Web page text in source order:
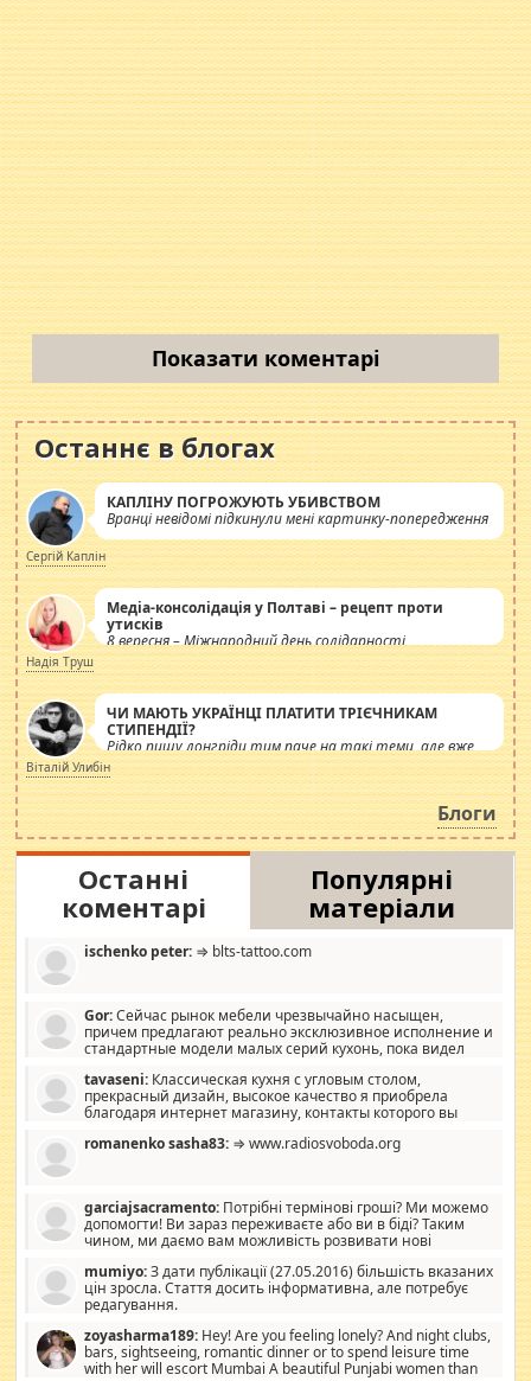
Показати коментарі
Останнє в блогах
КАПЛІНУ ПОГРОЖУЮТЬ УБИВСТВОМ
Вранці невідомі підкинули мені картинку-попередження
Сергій Каплін
Медіа-консолідація у Полтаві – рецепт проти
утисків
8 вересня – Міжнародний день солідарності
журналістів.
Надія Труш
ЧИ МАЮТЬ УКРАЇНЦІ ПЛАТИТИ ТРІЄЧНИКАМ
СТИПЕНДІЇ?
Рідко пишу лонгріди тим паче на такі теми, але вже
просто дістало! Обурюють сьогоднішні інсенуації
навколо стипендіального питання. Штучно
роздувається ще одна соціальна катастрофа.
Віталій Улибін
Блоги
Останні
коментарі
Популярні
матеріали
ischenko peter: ⇒ blts-tattoo.com
Gor:Сейчас рынок мебели чрезвычайно насыщен,
причем предлагают реально эксклюзивное исполнение и
стандартные модели малых серий кухонь, пока видел
стандартные формы, в MebelOk, креативненько и что главное -
со вкусом все в порядке, без ненужных наворотов удорожающих
мебель, а это не последний фактор.
tavaseni: Классическая кухня с угловым столом,
прекрасный дизайн, высокое качество я приобрела
благодаря интернет магазину, контакты которого вы
romanenko sasha83: ⇒ www.radiosvoboda.org
garciajsacramento: Потрібні термінові гроші? Ми можемо
допомогти! Ви зараз переживаєте або ви в біді? Таким
чином, ми даємо вам можливість розвивати нові
допомагати людям, які намагаються дати їм шанс. Кожен
заслуговує на другий шанс, і, оскільки влада не зможе, вони
повинні приймати від інших. Для нас нема багато суми, і зрілість
витрат, а тільки узгоджених сум і нічого іншого. Не чекайте і не
коментуйте цей пост. Введіть суму, яку ви хочете подати, і ми
зв'яжемося з вами з усіма варіантами. зв'яжіться з нами
mumiyo:З дати публікації (27.05.2016) більшість вказаних
цін зросла. Стаття досить інформативна, але потребує
редагування.
zoyasharma189: Hey! Are you feeling lonely? And night clubs,
bars, sightseeing, romantic dinner or to spend leisure time
with her will escort Mumbai A beautiful Punjabi women than